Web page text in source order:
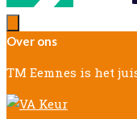
Over ons
TM Eemnes is het